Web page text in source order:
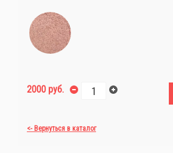
2000 руб.
<- Вернуться в каталог